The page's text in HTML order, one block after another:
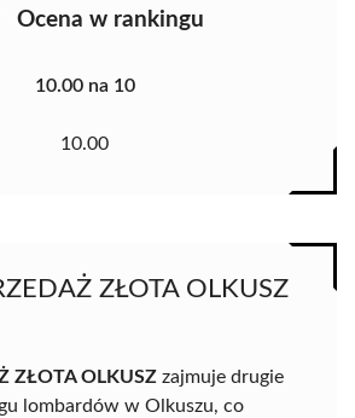
Ocena w rankingu
10.00 na 10
10.00
ZŁOTA OLKUSZ
ZŁOTA OLKUSZ zajmuje drugie
lombardów w Olkuszu, co